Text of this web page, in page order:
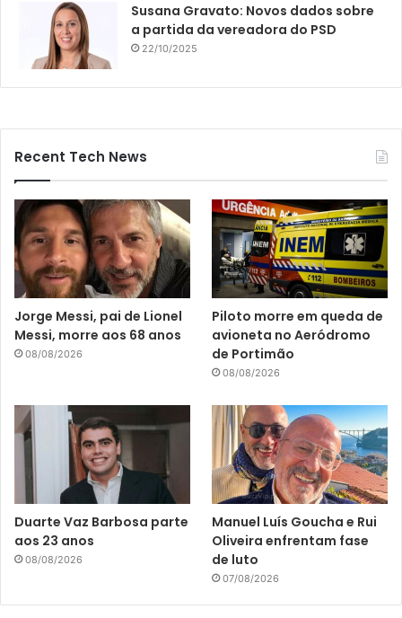
Susana Gravato: Novos dados sobre
a partida da vereadora do PSD
22/10/2025
Recent Tech News
Jorge Messi, pai de Lionel
Messi, morre aos 68 anos
08/08/2026
Piloto morre em queda de
avioneta no Aeródromo
de Portimão
08/08/2026
Duarte Vaz Barbosa parte
aos 23 anos
08/08/2026
Manuel Luís Goucha e Rui
Oliveira enfrentam fase
de luto
07/08/2026